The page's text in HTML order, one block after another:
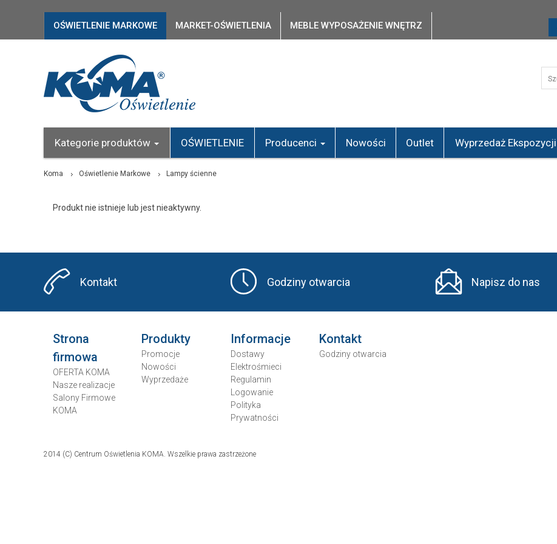
OŚWIETLENIE MARKOWE MARKET-OŚWIETLENIA MEBLE WYPOSAŻENIE WNĘTRZ
Kategorie produktów OŚWIETLENIE Producenci Nowości Outlet Wyprzedaż Ekspozycji
Koma Oświetlenie Markowe Lampy ścienne
Produkt nie istnieje lub jest nieaktywny.
Kontakt Godziny otwarcia Napisz do nas
Strona
firmowa
OFERTA KOMA
Nasze realizacje
Salony Firmowe
KOMA
Produkty
Promocje
Nowości
Wyprzedaże
Informacje
Dostawy
Elektrośmieci
Regulamin
Logowanie
Polityka
Prywatności
Kontakt
Godziny otwarcia
2014 (C) Centrum Oświetlenia KOMA. Wszelkie prawa zastrzeżone